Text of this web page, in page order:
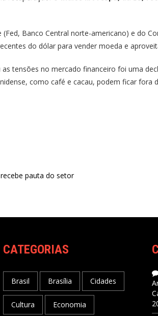
(Fed, Banco Central norte-americano) e do
do dólar para vender moeda e
tensões no mercado financeiro foi uma
como café e cacau, podem ficar
pauta do setor
CATEGORIAS
Brasil Brasília Cidades
Cultura Economia